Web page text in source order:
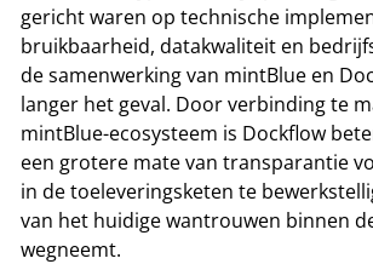
gericht waren op technische
bruikbaarheid, datakwaliteit en
de samenwerking van mintBlue en
langer het geval. Door verbinding te
mintBlue-ecosysteem is Dockflow
een grotere mate van transparantie
in de toeleveringsketen te
van het huidige wantrouwen binnen
wegneemt.